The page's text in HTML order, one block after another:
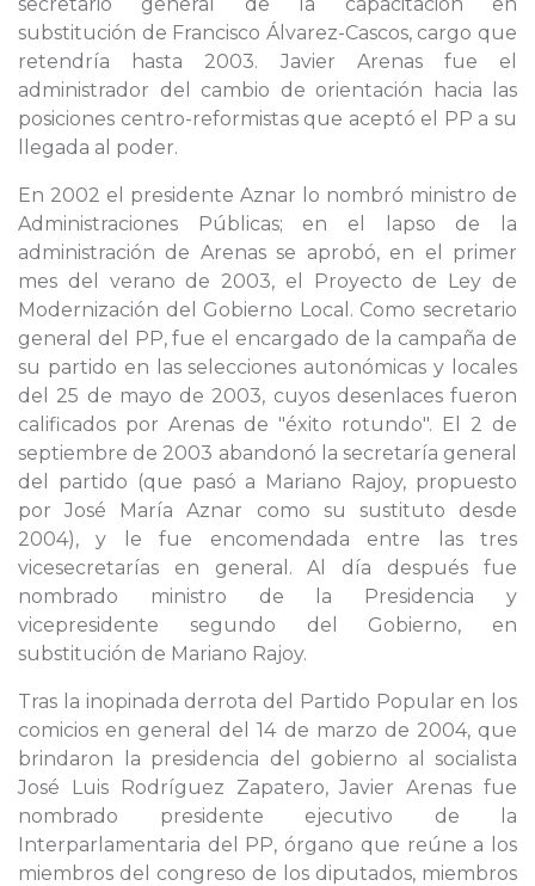
substitución de Francisco Álvarez-Cascos, cargo que
retendría hasta 2003. Javier Arenas fue el
administrador del cambio de orientación hacia las
posiciones centro-reformistas que aceptó el PP a su
llegada al poder.
En 2002 el presidente Aznar lo nombró ministro de
Administraciones Públicas; en el lapso de la
administración de Arenas se aprobó, en el primer
mes del verano de 2003, el Proyecto de Ley de
Modernización del Gobierno Local. Como secretario
general del PP, fue el encargado de la campaña de
su partido en las selecciones autonómicas y locales
del 25 de mayo de 2003, cuyos desenlaces fueron
calificados por Arenas de "éxito rotundo". El 2 de
septiembre de 2003 abandonó la secretaría general
del partido (que pasó a Mariano Rajoy, propuesto
por José María Aznar como su sustituto desde
2004), y le fue encomendada entre las tres
vicesecretarías en general. Al día después fue
nombrado ministro de la Presidencia y
vicepresidente segundo del Gobierno, en
substitución de Mariano Rajoy.
Tras la inopinada derrota del Partido Popular en los
comicios en general del 14 de marzo de 2004, que
brindaron la presidencia del gobierno al socialista
José Luis Rodríguez Zapatero, Javier Arenas fue
nombrado presidente ejecutivo de la
Interparlamentaria del PP, órgano que reúne a los
miembros del congreso de los diputados, miembros